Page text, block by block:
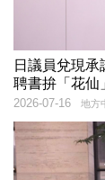
日議員兌現
聘書拚「花仙
地方
2026-07-16